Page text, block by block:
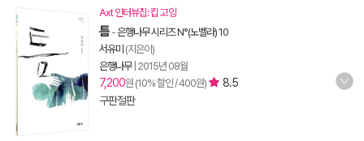
Axt 인터뷰집: 킵 고잉
틈 -은행나무 시리즈 N°(노벨라) 10
서유미 (지은이)
은행나무| 2015년 08월
7,200원 (10% 할인 / 400원)
8.5
구판절판